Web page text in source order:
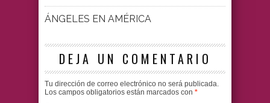
ÁNGELES EN AMÉRICA
DEJA UN COMENTARIO
Tu dirección de correo electrónico no será publicada.
Los campos obligatorios están marcados con *